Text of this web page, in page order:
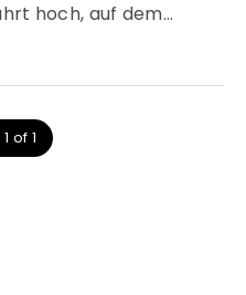
hoch, auf dem…
of 1